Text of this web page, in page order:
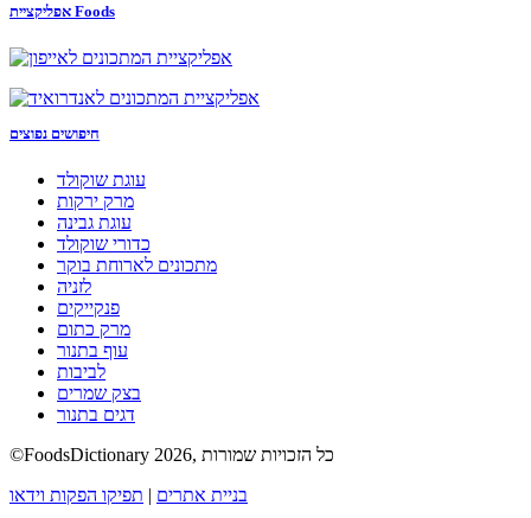
אפליקציית Foods
חיפושים נפוצים
עוגת שוקולד
מרק ירקות
עוגת גבינה
כדורי שוקולד
מתכונים לארוחת בוקר
לזניה
פנקייקים
מרק כתום
עוף בתנור
לביבות
בצק שמרים
דגים בתנור
©FoodsDictionary 2026, כל הזכויות שמורות
בניית אתרים
תפיקו הפקות וידאו